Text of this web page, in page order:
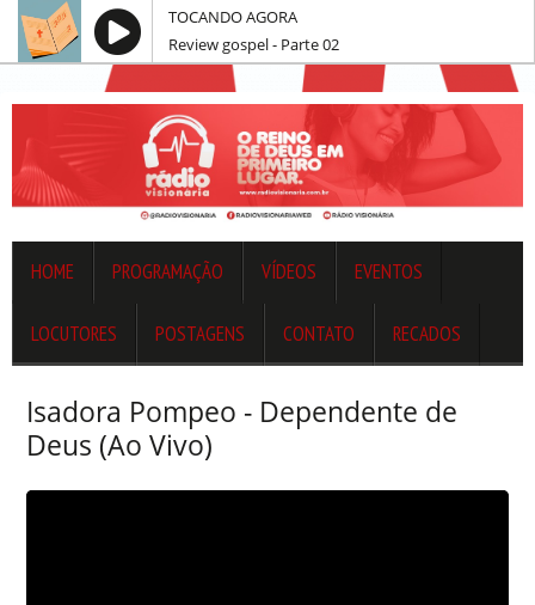
TOCANDO AGORA
Review gospel - Parte 02
HOME PROGRAMAÇÃO VÍDEOS EVENTOS
LOCUTORES POSTAGENS CONTATO RECADOS
Isadora Pompeo - Dependente de
Deus (Ao Vivo)